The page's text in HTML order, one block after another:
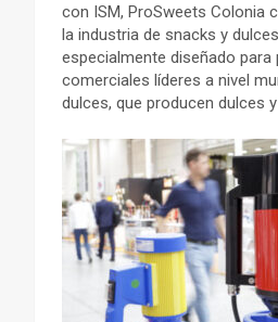
con ISM, ProSweets Colonia
la industria de snacks y
especialmente diseñado
comerciales líderes a nivel
dulces, que producen dulces